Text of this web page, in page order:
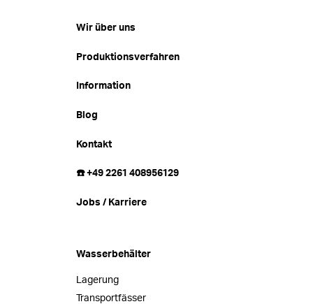
Wir über uns
Produktionsverfahren
Information
Blog
Kontakt
☎️ +49 2261 408956129
Jobs / Karriere
Wasserbehälter
Lagerung
Transportfässer